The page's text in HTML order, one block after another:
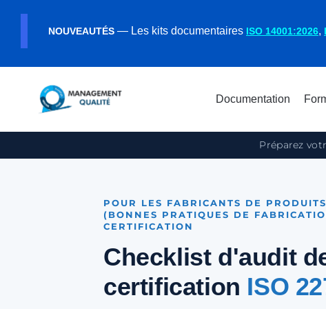
NOUVEAUTÉS — Les kits documentaires ISO 14001:2026,
Documentation
Préparez
POUR LES FABRICANTS DE
(BONNES PRATIQUES DE
CERTIFICATION
Checklist d'audit
certification ISO